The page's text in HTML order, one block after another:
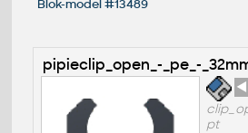
Blok-model #13489
pipieclip_open_-_pe_-
◄
pt